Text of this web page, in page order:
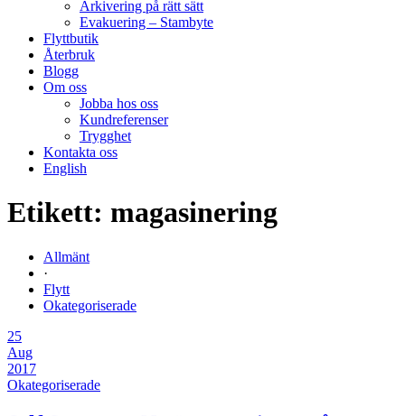
Arkivering på rätt sätt
Evakuering – Stambyte
Flyttbutik
Återbruk
Blogg
Om oss
Jobba hos oss
Kundreferenser
Trygghet
Kontakta oss
English
Etikett: magasinering
Allmänt
·
Flytt
Okategoriserade
25
Aug
2017
Okategoriserade